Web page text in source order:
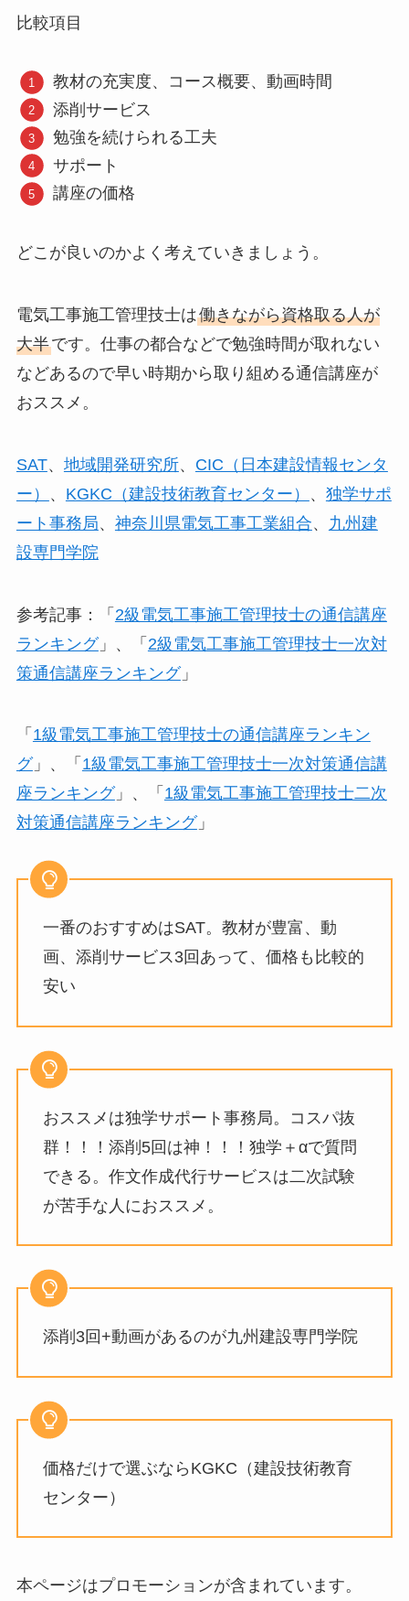
比較項目
教材の充実度、コース概要、動画時間
添削サービス
勉強を続けられる工夫
サポート
講座の価格
どこが良いのかよく考えていきましょう。
電気工事施工管理技士は働きながら資格取る人が
大半です。仕事の都合などで勉強時間が取れない
などあるので早い時期から取り組める通信講座が
おススメ。
SAT、 地域開発研究所、 CIC（日本建設情報センタ
ー）
、 KGKC（建設技術教育センター） 、 独学サポ
ート事務局、 神奈川県電気工事工業組合、 九州建
設専門学院
参考記事：「 2級電気工事施工管理技士の通信講座
ランキング」、「 2級電気工事施工管理技士一次対
策通信講座ランキング」
「 1級電気工事施工管理技士の通信講座ランキン
グ」、「 1級電気工事施工管理技士一次対策通信講
座ランキング」、「 1級電気工事施工管理技士二次
対策通信講座ランキング」
一番のおすすめはSAT。教材が豊富、動
画、添削サービス3回あって、価格も比較的
安い
おススメは独学サポート事務局。コスパ抜
群！！！添削5回は神！！！独学＋αで質問
できる。作文作成代行サービスは二次試験
が苦手な人におススメ。
添削3回+動画があるのが九州建設専門学院
価格だけで選ぶならKGKC（建設技術教育
センター）
本ページはプロモーションが含まれています。